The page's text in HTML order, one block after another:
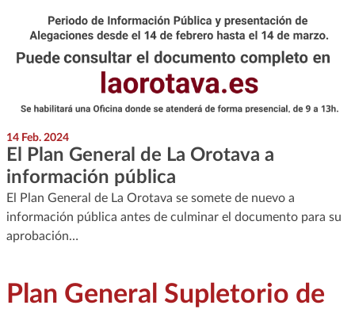
14 Feb. 2024
El Plan General de La Orotava a
información pública
El Plan General de La Orotava se somete de nuevo a
información pública antes de culminar el documento para su
aprobación…
Plan General Supletorio de